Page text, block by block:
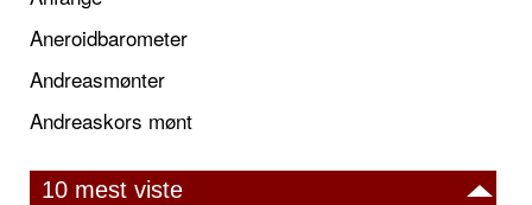
Aneroidbarometer
Andreasmønter
Andreaskors mønt
10 mest viste